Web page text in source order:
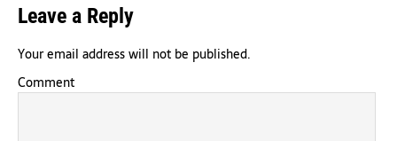
Leave a Reply
Your email address will not be published.
Comment